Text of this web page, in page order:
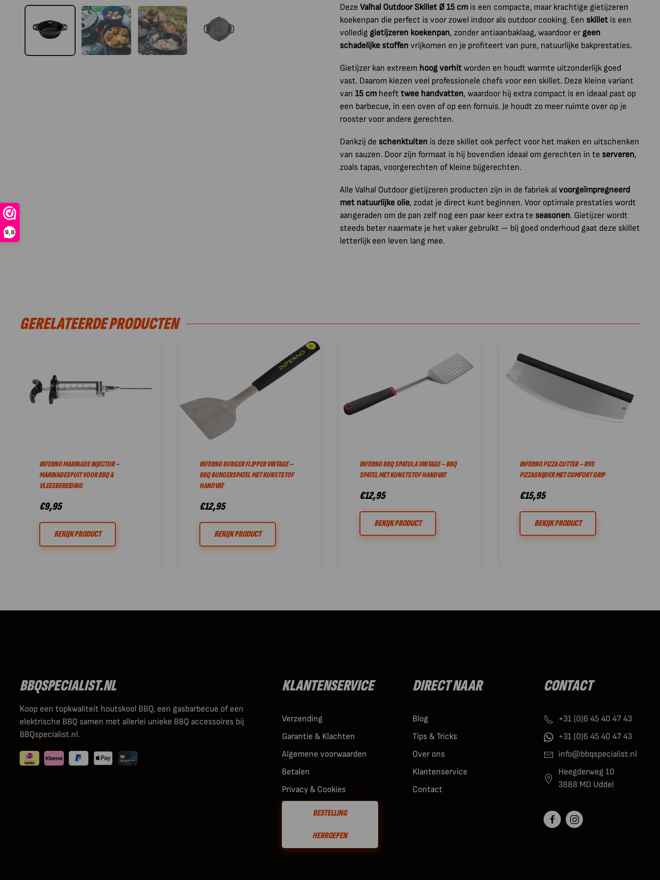
9,8
Deze Valhal Outdoor Skillet Ø 15 cm is een compacte, maar krachtige gietijzeren
koekenpan die perfect is voor zowel indoor als outdoor cooking. Een skillet is een
volledig gietijzeren koekenpan, zonder antiaanbaklaag, waardoor er geen
schadelijke stoffen vrijkomen en je profiteert van pure, natuurlijke bakprestaties.
Gietijzer kan extreem hoog verhitworden en houdt warmte uitzonderlijk goed
vast. Daarom kiezen veel professionele chefs voor een skillet. Deze kleine variant
van 15 cm heeft twee handvatten, waardoor hij extra compact is en ideaal past op
een barbecue, in een oven of op een fornuis. Je houdt zo meer ruimte over op je
rooster voor andere gerechten.
Dankzij de schenktuiten is deze skillet ook perfect voor het maken en uitschenken
van sauzen. Door zijn formaat is hij bovendien ideaal om gerechten in te serveren,
zoals tapas, voorgerechten of kleine bijgerechten.
Alle Valhal Outdoor gietijzeren producten zijn in de fabriek al voorgeïmpregneerd
met natuurlijke olie, zodat je direct kunt beginnen. Voor optimale prestaties wordt
aangeraden om de pan zelf nog een paar keer extra te seasonen. Gietijzer wordt
steeds beter naarmate je het vaker gebruikt — bij goed onderhoud gaat deze skillet
letterlijk een leven lang mee.
GERELATEERDE PRODUCTEN
INFERNO MARINADE INJECTOR –
MARINADESPUIT VOOR BBQ &
VLEESBEREIDING
€9,95
BEKIJK PRODUCT
INFERNO BURGER FLIPPER VINTAGE –
BBQ BURGERSPATEL MET KUNSTSTOF
HANDVAT
€12,95
BEKIJK PRODUCT
INFERNO BBQ SPATULA VINTAGE – BBQ
SPATEL MET KUNSTSTOF HANDVAT
€12,95
BEKIJK PRODUCT
INFERNO PIZZA CUTTER – RVS
PIZZASNIJDER MET COMFORT GRIP
€15,95
BEKIJK PRODUCT
BBQSPECIALIST.NL
Koop een topkwaliteit houtskool BBQ, een gasbarbecue of een
elektrische BBQ samen met allerlei unieke BBQ accessoires bij
BBQspecialist.nl.
KLANTENSERVICE
Verzending
Garantie & Klachten
Algemene voorwaarden
Betalen
Privacy & Cookies
BESTELLING
HERROEPEN
DIRECT NAAR
Blog
Tips & Tricks
Over ons
Klantenservice
Contact
CONTACT
+31 (0)6 45 40 47 43
+31 (0)6 45 40 47 43
info@bbqspecialist.nl
Heegderweg 10
3888 MD Uddel